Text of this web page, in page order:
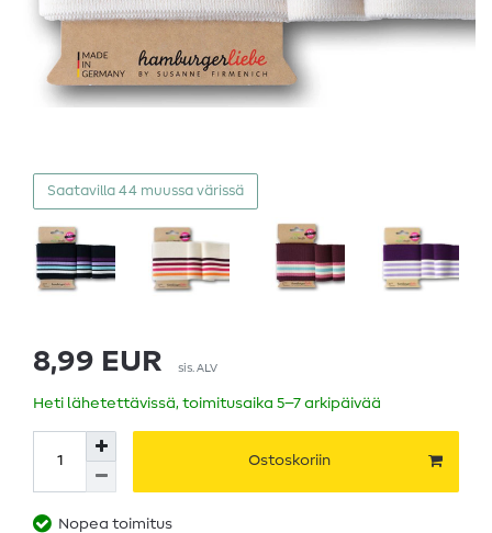
Saatavilla 44 muussa värissä
8,99 EUR sis. ALV
Heti lähetettävissä, toimitusaika 5–7 arkipäivää
Ostoskoriin
Nopea toimitus